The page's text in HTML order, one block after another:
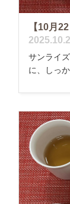
【10月
サンライ
に、しっ